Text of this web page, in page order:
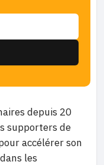
depuis 20
supporters de
accélérer son
les